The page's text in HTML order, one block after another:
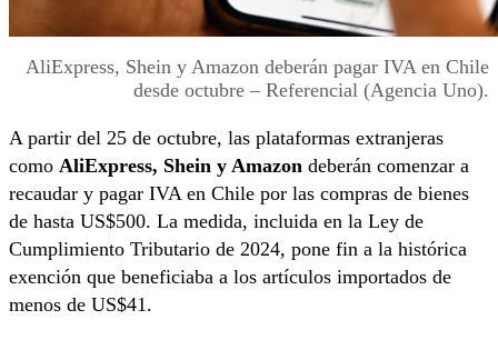
AliExpress, Shein y Amazon deberán pagar IVA en Chile
desde octubre – Referencial (Agencia Uno).
A partir del 25 de octubre, las plataformas extranjeras
como AliExpress, Shein y Amazon deberán comenzar a
recaudar y pagar IVA en Chile por las compras de bienes
de hasta US$500. La medida, incluida en la Ley de
Cumplimiento Tributario de 2024, pone fin a la histórica
exención que beneficiaba a los artículos importados de
menos de US$41.